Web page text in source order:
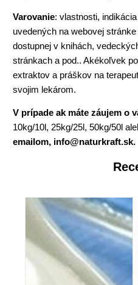
Varovanie: vlastnosti,
uvedených na webovej
dostupnej v knihách,
stránkach a pod.. Akékoľvek
extraktov a práškov na
svojim lekárom.
V prípade ak máte záujem o
10kg/10l, 25kg/25l, 50kg/50l
emailom, info@naturkraft.sk.